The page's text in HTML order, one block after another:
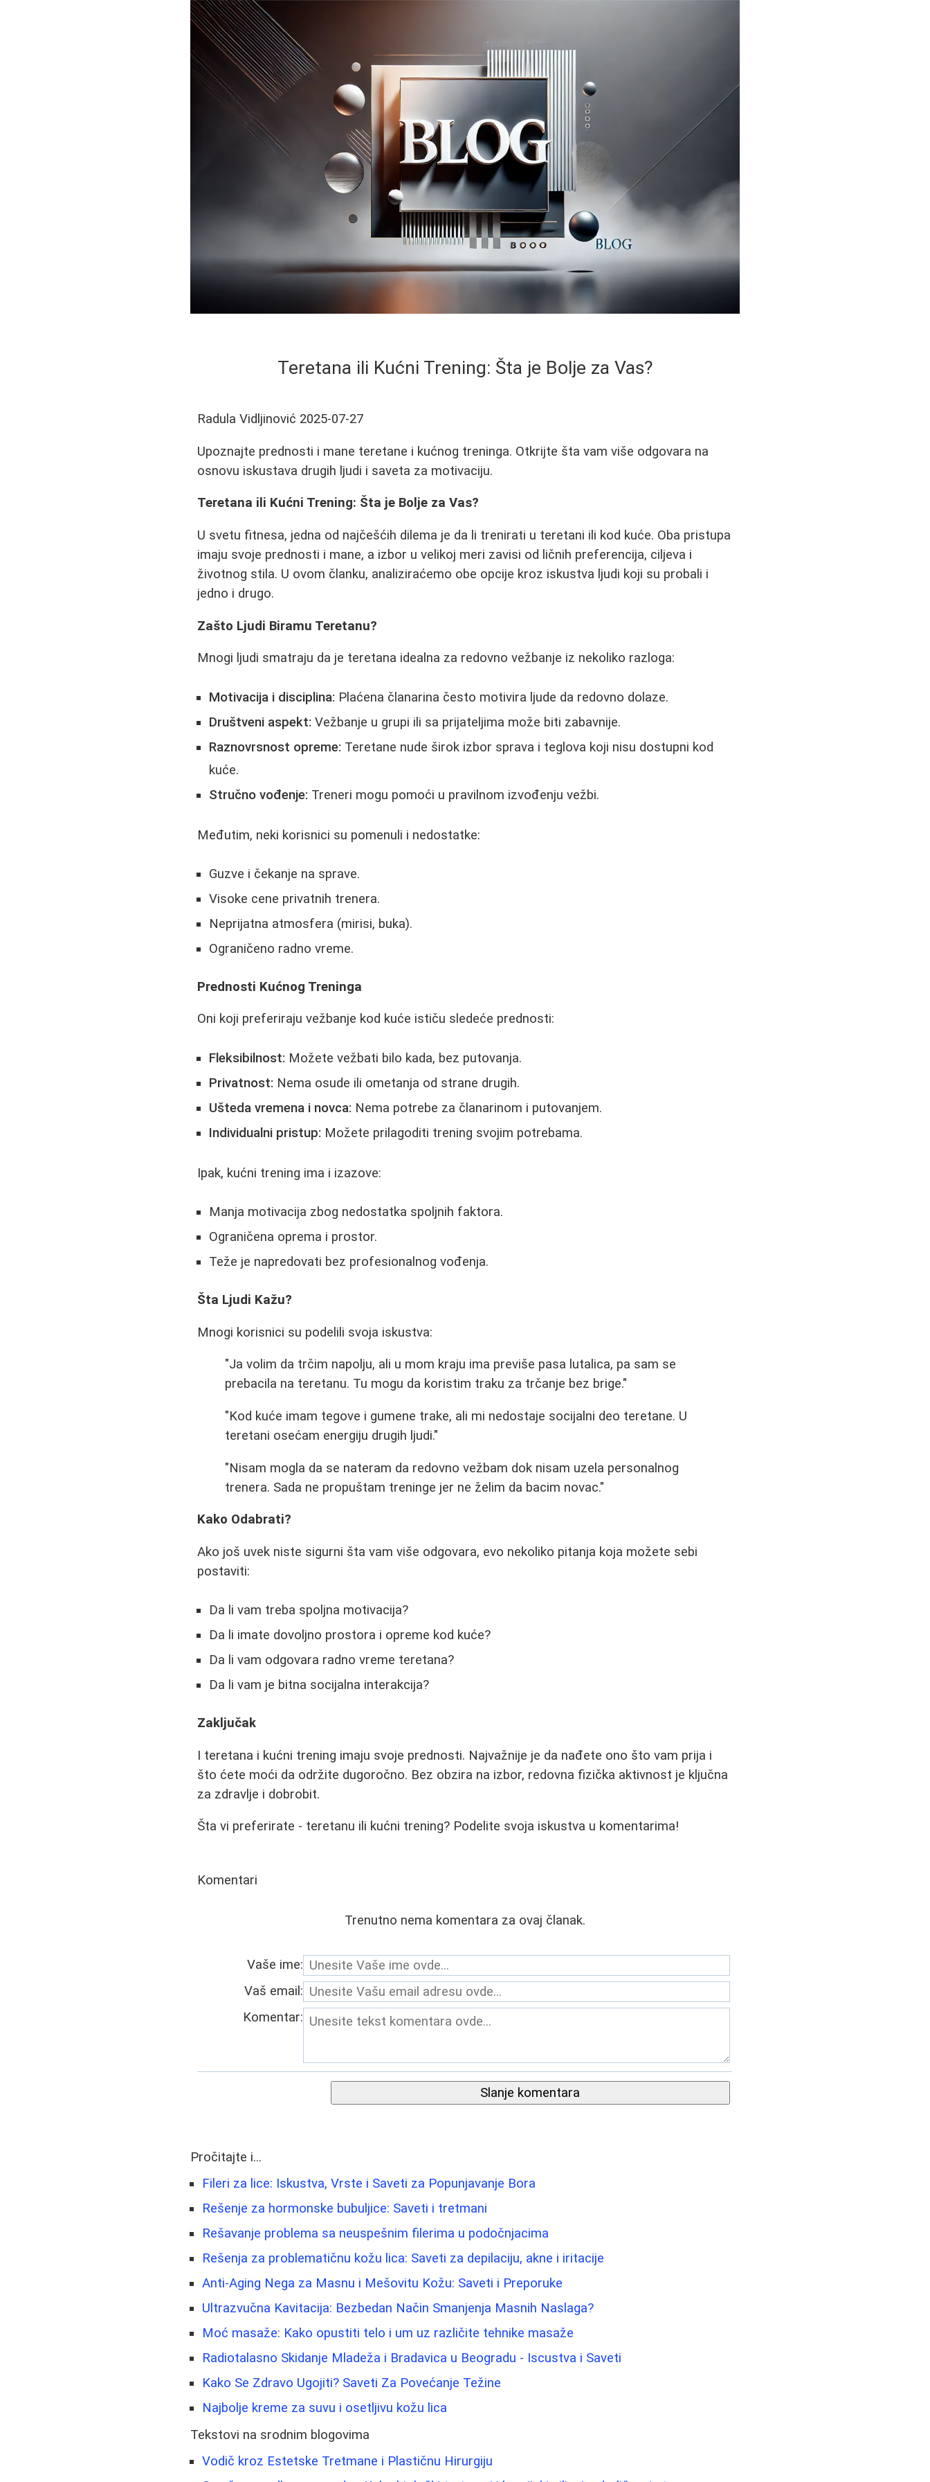
Teretana ili Kućni Trening: Šta je Bolje za Vas?
Radula Vidljinović 2025-07-27
Upoznajte prednosti i mane teretane i kućnog treninga. Otkrijte šta vam više odgovara na
osnovu iskustava drugih ljudi i saveta za motivaciju.
Teretana ili Kućni Trening: Šta je Bolje za Vas?
U svetu fitnesa, jedna od najčešćih dilema je da li trenirati u teretani ili kod kuće. Oba pristupa
imaju svoje prednosti i mane, a izbor u velikoj meri zavisi od ličnih preferencija, ciljeva i
životnog stila. U ovom članku, analiziraćemo obe opcije kroz iskustva ljudi koji su probali i
jedno i drugo.
Zašto Ljudi Biramu Teretanu?
Mnogi ljudi smatraju da je teretana idealna za redovno vežbanje iz nekoliko razloga:
Motivacija i disciplina: Plaćena članarina često motivira ljude da redovno dolaze.
Društveni aspekt: Vežbanje u grupi ili sa prijateljima može biti zabavnije.
Raznovrsnost opreme: Teretane nude širok izbor sprava i teglova koji nisu dostupni kod
kuće.
Stručno vođenje: Treneri mogu pomoći u pravilnom izvođenju vežbi.
Međutim, neki korisnici su pomenuli i nedostatke:
Guzve i čekanje na sprave.
Visoke cene privatnih trenera.
Neprijatna atmosfera (mirisi, buka).
Ograničeno radno vreme.
Prednosti Kućnog Treninga
Oni koji preferiraju vežbanje kod kuće ističu sledeće prednosti:
Fleksibilnost: Možete vežbati bilo kada, bez putovanja.
Privatnost: Nema osude ili ometanja od strane drugih.
Ušteda vremena i novca: Nema potrebe za članarinom i putovanjem.
Individualni pristup: Možete prilagoditi trening svojim potrebama.
Ipak, kućni trening ima i izazove:
Manja motivacija zbog nedostatka spoljnih faktora.
Ograničena oprema i prostor.
Teže je napredovati bez profesionalnog vođenja.
Šta Ljudi Kažu?
Mnogi korisnici su podelili svoja iskustva:
"Ja volim da trčim napolju, ali u mom kraju ima previše pasa lutalica, pa sam se
prebacila na teretanu. Tu mogu da koristim traku za trčanje bez brige."
"Kod kuće imam tegove i gumene trake, ali mi nedostaje socijalni deo teretane. U
teretani osećam energiju drugih ljudi."
"Nisam mogla da se nateram da redovno vežbam dok nisam uzela personalnog
trenera. Sada ne propuštam treninge jer ne želim da bacim novac."
Kako Odabrati?
Ako još uvek niste sigurni šta vam više odgovara, evo nekoliko pitanja koja možete sebi
postaviti:
Da li vam treba spoljna motivacija?
Da li imate dovoljno prostora i opreme kod kuće?
Da li vam odgovara radno vreme teretana?
Da li vam je bitna socijalna interakcija?
Zaključak
I teretana i kućni trening imaju svoje prednosti. Najvažnije je da nađete ono što vam prija i
što ćete moći da održite dugoročno. Bez obzira na izbor, redovna fizička aktivnost je ključna
za zdravlje i dobrobit.
Šta vi preferirate - teretanu ili kućni trening? Podelite svoja iskustva u komentarima!
Komentari
Trenutno nema komentara za ovaj članak.
Vaše ime:
Vaš email:
Komentar:
Slanje komentara
Pročitajte i...
Fileri za lice: Iskustva, Vrste i Saveti za Popunjavanje Bora
Rešenje za hormonske bubuljice: Saveti i tretmani
Rešavanje problema sa neuspešnim filerima u podočnjacima
Rešenja za problematičnu kožu lica: Saveti za depilaciju, akne i iritacije
Anti-Aging Nega za Masnu i Mešovitu Kožu: Saveti i Preporuke
Ultrazvučna Kavitacija: Bezbedan Način Smanjenja Masnih Naslaga?
Moć masaže: Kako opustiti telo i um uz različite tehnike masaže
Radiotalasno Skidanje Mladeža i Bradavica u Beogradu - Iscustva i Saveti
Kako Se Zdravo Ugojiti? Saveti Za Povećanje Težine
Najbolje kreme za suvu i osetljivu kožu lica
Tekstovi na srodnim blogovima
Vodič kroz Estetske Tretmane i Plastičnu Hirurgiju